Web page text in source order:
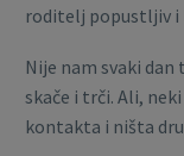
roditelj popustljiv i
Nije nam svaki dan
skače i trči. Ali,
kontakta i ništa